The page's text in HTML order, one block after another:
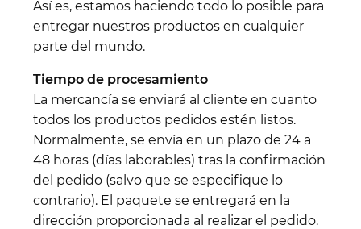
Así es, estamos haciendo todo lo posible para
entregar nuestros productos en cualquier
parte del mundo.
Tiempo de procesamiento
La mercancía se enviará al cliente en cuanto
todos los productos pedidos estén listos.
Normalmente, se envía en un plazo de 24 a
48 horas (días laborables) tras la confirmación
del pedido (salvo que se especifique lo
contrario). El paquete se entregará en la
dirección proporcionada al realizar el pedido.